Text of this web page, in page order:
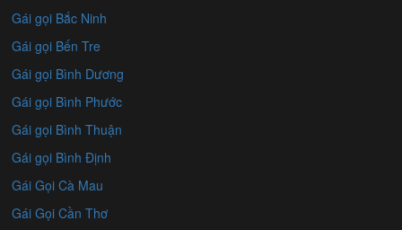
Gái gọi Bắc Ninh
Gái gọi Bến Tre
Gái gọi Bình Dương
Gái gọi Bình Phước
Gái gọi Bình Thuận
Gái gọi Bình Định
Gái Gọi Cà Mau
Gái Gọi Cần Thơ